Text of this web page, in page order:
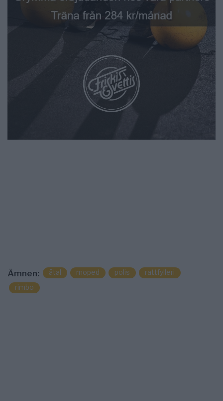
Ämnen: åtal moped polis
rattfylleri
rimbo